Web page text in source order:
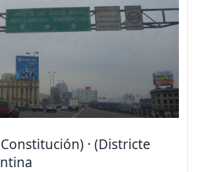
· (Districte